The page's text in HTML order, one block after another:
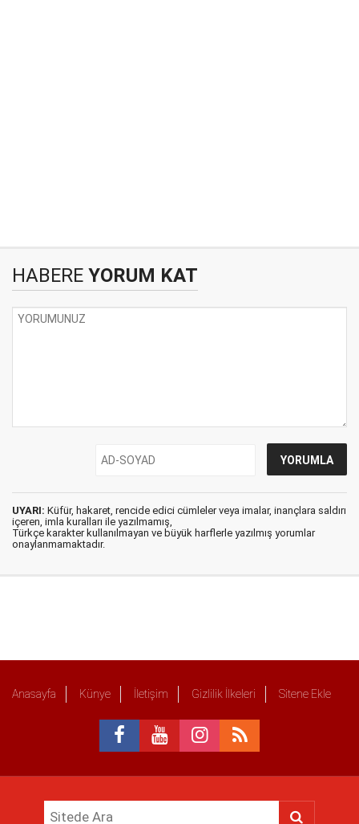
HABERE YORUM KAT
UYARI: Küfür, hakaret, rencide edici cümleler veya imalar, inançlara saldırı
içeren, imla kuralları ile yazılmamış,
Türkçe karakter kullanılmayan ve büyük harflerle yazılmış yorumlar
onaylanmamaktadır.
Anasayfa Künye İletişim Gizlilik İlkeleri Sitene Ekle